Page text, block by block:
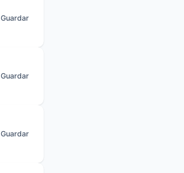
Guardar
Guardar
Guardar